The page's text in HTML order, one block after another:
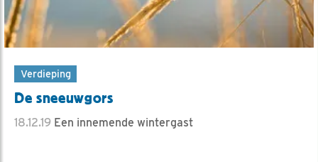
Verdieping
De sneeuwgors
18.12.19 Een innemende wintergast